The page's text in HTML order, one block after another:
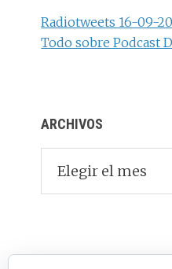
Radiotweets 16-09-
Todo sobre Podcast
ARCHIVOS